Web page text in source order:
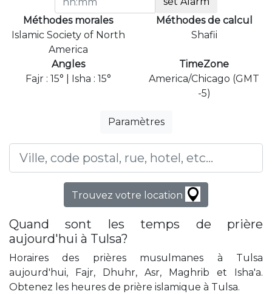
Méthodes morales
Islamic Society of North
America
Méthodes de calcul
Shafii
Angles
Fajr : 15° | Isha : 15°
TimeZone
America/Chicago (GMT
-5)
Paramètres
Trouvez votre location
Quand sont les temps de prière
aujourd'hui à Tulsa?
Horaires des prières musulmanes à Tulsa
aujourd'hui, Fajr, Dhuhr, Asr, Maghrib et Isha'a.
Obtenez les heures de prière islamique à Tulsa.